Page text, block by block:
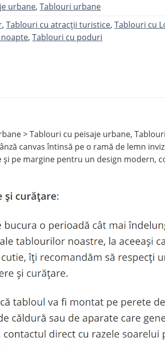
urbane,Tablouri urbane
,Tablouri cu atracții turistice,Tablouri cu
,Tablouri cu poduri
> Tablouri cu peisaje urbane,
canvas întinsă pe o ramă de lemn
pe margine pentru un design modern,